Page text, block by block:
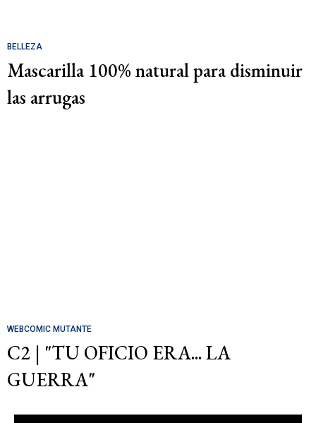
BELLEZA
Mascarilla 100% natural para disminuir
las arrugas
WEBCOMIC MUTANTE
C2 | "TU OFICIO ERA... LA
GUERRA"